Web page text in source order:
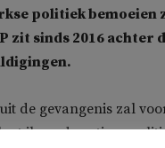
politiek bemoeien
zit sinds 2016 achter
de gevangenis zal
ik nu de actieve